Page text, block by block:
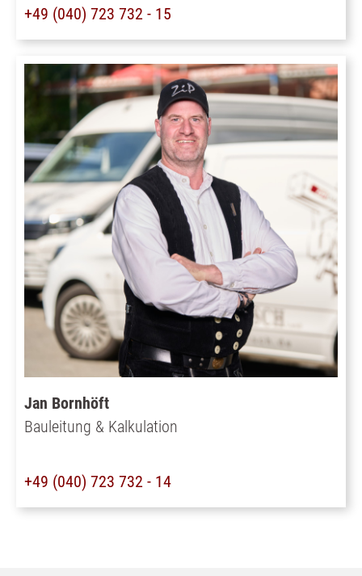
+49 (040) 723 732 - 15
Jan Bornhöft
Bauleitung & Kalkulation
+49 (040) 723 732 - 14